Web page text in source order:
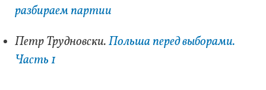
разбираем партии
Петр Трудновски.Польша перед выборами.
Часть 1